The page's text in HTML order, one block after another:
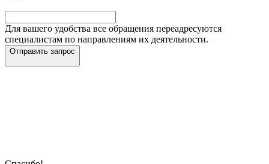
Для вашего удобства все обращения переадресуются
специалистам по направлениям их деятельности.
Отправить запрос